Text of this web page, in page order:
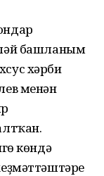
башланым
хәрби
менән
көндә